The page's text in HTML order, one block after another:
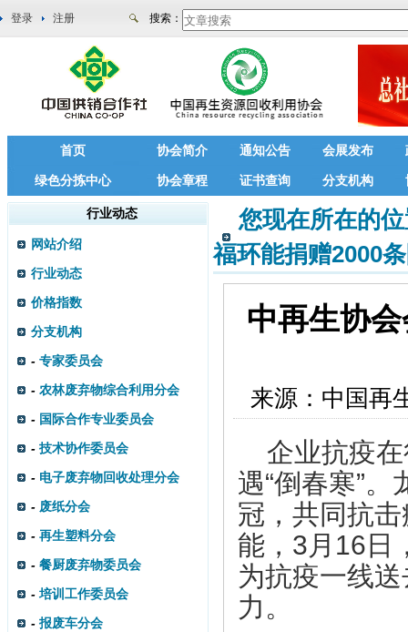
登录 注册 搜索：
首页 协会简介 通知公告 会展发布
绿色分拣中心 协会章程 证书查询 分支机构
行业动态
网站介绍
行业动态
价格指数
分支机构
- 专家委员会
- 农林废弃物综合利用分会
- 国际合作专业委员会
- 技术协作委员会
- 电子废弃物回收处理分会
- 废纸分会
- 再生塑料分会
- 餐厨废弃物委员会
-培训工作委员会
- 报废车分会
您现在所在的
福环能捐赠2000
中再生协
来源： 中国再
企业抗疫
遇“倒春寒”
冠，共同抗
能，3月16日
为抗疫一线
力。